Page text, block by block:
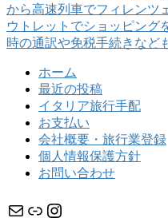
から高速列車でフィレンツ
ウトレットでショッピング
時の通訳や免税手続きなど
ホーム
最近の投稿
イタリア旅行手配
お支払い
会社概要・旅行業登録
個人情報保護方針
お問い合わせ
メール リンク Instagram